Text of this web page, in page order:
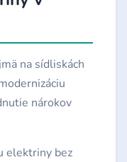
na sídliskách
nárokov
elektriny bez